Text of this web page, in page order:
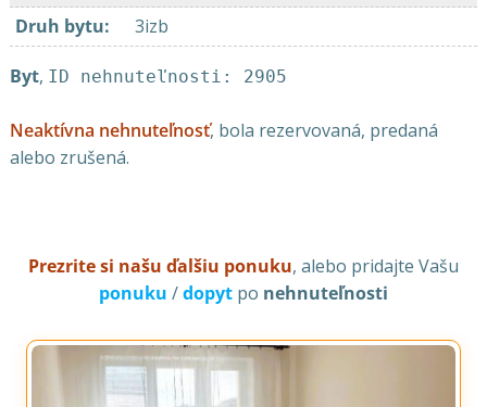
Druh bytu: 3izb
Byt, ID nehnuteľnosti: 2905
Neaktívna nehnuteľnosť, bola rezervovaná, predaná
alebo zrušená.
Prezrite si našu ďalšiu ponuku, alebo pridajte Vašu
ponuku /dopyt po nehnuteľnosti